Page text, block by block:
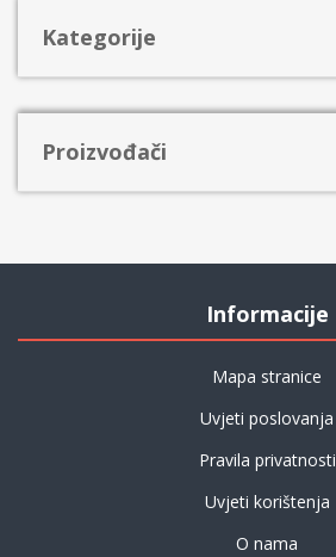
Kategorije
Proizvođači
Informacije
Mapa stranice
Uvjeti poslovanja
Pravila privatnosti
Uvjeti korištenja
O nama